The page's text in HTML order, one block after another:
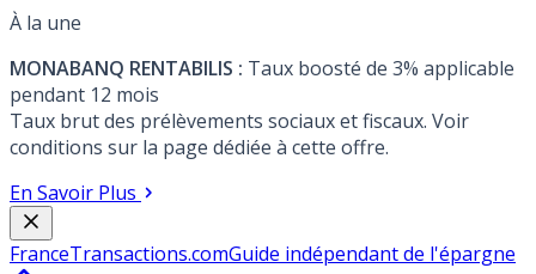
À la une
MONABANQ RENTABILIS : Taux boosté de 3% applicable
pendant 12 mois
Taux brut des prélèvements sociaux et fiscaux. Voir
conditions sur la page dédiée à cette offre.
En Savoir Plus
FranceTransactions.comGuide indépendant de l'épargne